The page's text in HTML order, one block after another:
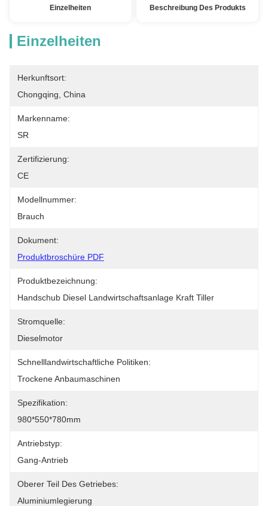
Einzelheiten Beschreibung Des Produkts
Einzelheiten
Herkunftsort:
Chongqing, China
Markenname:
SR
Zertifizierung:
CE
Modellnummer:
Brauch
Dokument:
Produktbroschüre PDF
Produktbezeichnung:
Handschub Diesel Landwirtschaftsanlage Kraft Tiller
Stromquelle:
Dieselmotor
Schnelllandwirtschaftliche Politiken:
Trockene Anbaumaschinen
Spezifikation:
980*550*780mm
Antriebstyp:
Gang-Antrieb
Oberer Teil Des Getriebes:
Aluminiumlegierung